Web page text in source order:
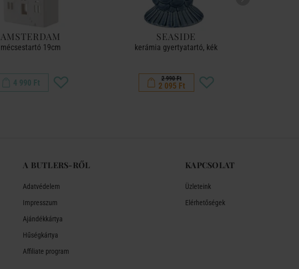
AMSTERDAM
mécsestartó 19cm
4 990 Ft
SEASIDE
kerámia gyertyatartó, kék
2 990 Ft
2 095 Ft
A BUTLERS-RŐL
Adatvédelem
Impresszum
Ajándékkártya
Hűségkártya
Affiliate program
KAPCSOLAT
Üzleteink
Elérhetőségek